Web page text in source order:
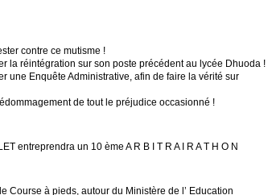
contre ce mutisme !
la réintégration sur son poste précédent au lycée Dhuoda !
une Enquête Administrative, afin de faire la vérité sur
de tout le préjudice occasionné !
entreprendra un 10 ème A R B I T R A I R A T H O N
Course à pieds, autour du Ministère de l’ Education